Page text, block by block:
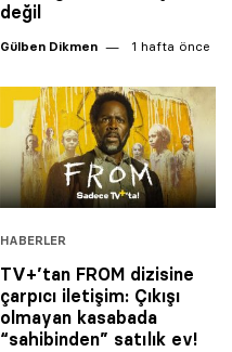
değil
Gülben Dikmen 1 hafta önce
HABERLER
TV+’tan FROM dizisine
çarpıcı iletişim: Çıkışı
olmayan kasabada
“sahibinden” satılık ev!